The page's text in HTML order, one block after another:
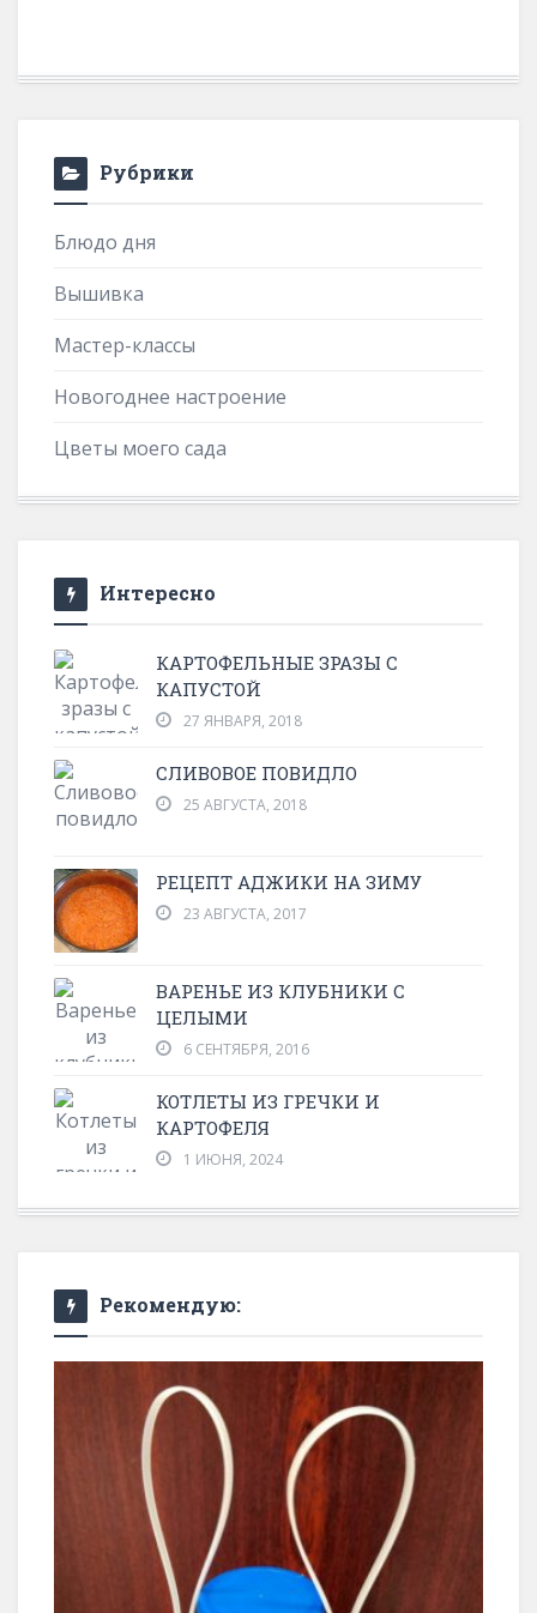
Рубрики
Блюдо дня
Вышивка
Мастер-классы
Новогоднее настроение
Цветы моего сада
Интересно
КАРТОФЕЛЬНЫЕ ЗРАЗЫ С
КАПУСТОЙ
27 ЯНВАРЯ, 2018
СЛИВОВОЕ ПОВИДЛО
25 АВГУСТА, 2018
РЕЦЕПТ АДЖИКИ НА ЗИМУ
23 АВГУСТА, 2017
ВАРЕНЬЕ ИЗ КЛУБНИКИ С
ЦЕЛЫМИ
6 СЕНТЯБРЯ, 2016
КОТЛЕТЫ ИЗ ГРЕЧКИ И
КАРТОФЕЛЯ
1 ИЮНЯ, 2024
Рекомендую: